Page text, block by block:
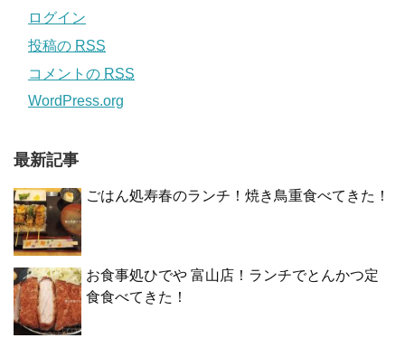
ログイン
投稿の RSS
コメントの RSS
WordPress.org
最新記事
ごはん処寿春のランチ！焼き鳥重食べてきた！
お食事処ひでや 富山店！ランチでとんかつ定
食食べてきた！